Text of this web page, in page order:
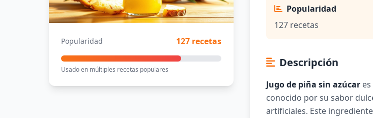
Popularidad 127 recetas
Usado en múltiples recetas populares
Popularidad
127 recetas
Descripción
Jugo de piña sin azúcares
conocido por su sabor
artificiales. Este